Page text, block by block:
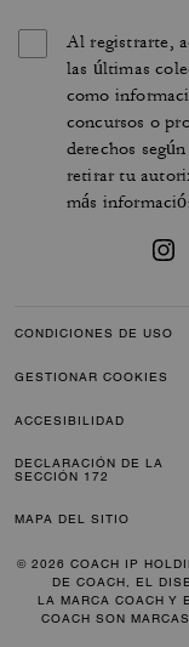
Al registrarte,
las últimas
como
concursos o
derechos
retirar tu
más
CONDICIONES DE USO
GESTIONAR COOKIES
ACCESIBILIDAD
DECLARACIÓN DE LA
SECCIÓN 172
MAPA DEL SITIO
© 2026 COACH IP
DE COACH, EL
LA MARCA COACH Y
COACH SON